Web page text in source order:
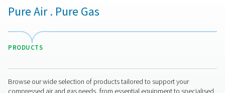
ridurre i costi non necessari. Anche piccole perdite
delle attrezzature. L'implementazione di un rilevatore
consente alle aziende di identificare e risolvere questi
affidabile.